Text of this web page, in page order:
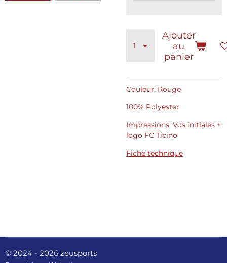
Ajouter
au
panier
Couleur: Rouge
100% Polyester
Impressions: Vos initiales +
logo FC Ticino
Fiche technique
© 2024 - 2026 zeusports